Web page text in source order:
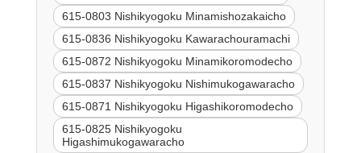
615-0803 Nishikyogoku Minamishozakaicho
615-0836 Nishikyogoku Kawarachouramachi
615-0872 Nishikyogoku Minamikoromodecho
615-0837 Nishikyogoku Nishimukogawaracho
615-0871 Nishikyogoku Higashikoromodecho
615-0825 Nishikyogoku
Higashimukogawaracho